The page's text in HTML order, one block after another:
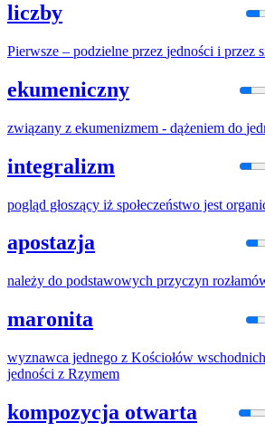
liczby
Pierwsze – podzielne przez jedności i przez
ekumeniczny
związany z ekumenizmem - dążeniem do
integralizm
pogląd głoszący iż społeczeństwo jest
apostazja
należy do podstawowych przyczyn
maronita
wyznawca jednego z Kościołów
jedności z Rzymem
kompozycja otwarta